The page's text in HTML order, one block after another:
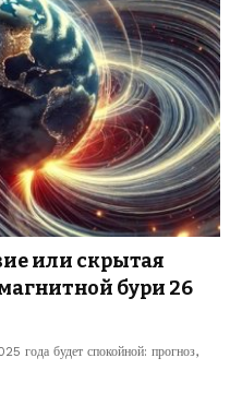
или скрытая
бури 26
года будет спокойной: прогноз,